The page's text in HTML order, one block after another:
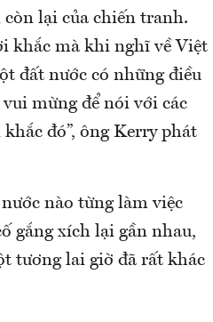
còn lại của chiến tranh.
khắc mà khi nghĩ về Việt
đất nước có những điều
mừng để nói với các
đó”, ông Kerry phát
nào từng làm việc
gắng xích lại gần nhau,
tương lai giờ đã rất khác